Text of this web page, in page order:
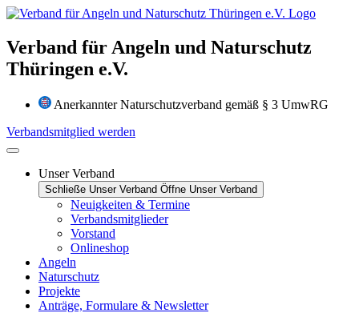
Zum
wechseln
Verband für Angeln und Naturschutz
Thüringen e.V.
Anerkannter Naturschutzverband gemäß § 3 UmwRG
Verbandsmitglied werden
Unser Verband
Schließe Unser Verband Öffne Unser Verband
Neuigkeiten & Termine
Verbandsmitglieder
Vorstand
Onlineshop
Angeln
Naturschutz
Projekte
Anträge, Formulare & Newsletter